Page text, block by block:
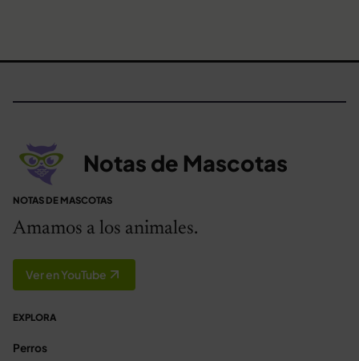
Notas de Mascotas
NOTAS DE MASCOTAS
Amamos a los animales.
Ver en YouTube
EXPLORA
Perros